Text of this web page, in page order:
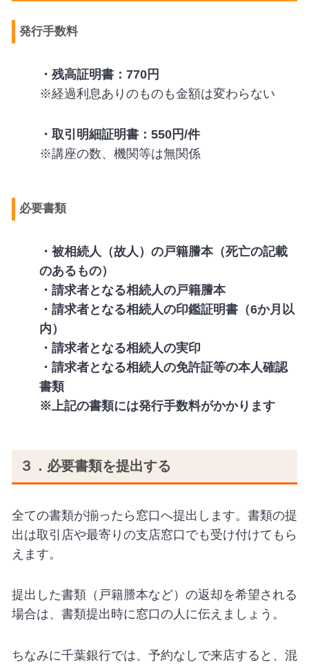
発行手数料
・残高証明書：770円
※経過利息ありのものも金額は変わらない
・取引明細証明書：550円/件
※講座の数、機関等は無関係
必要書類
・被相続人（故人）の戸籍謄本（死亡の記載
のあるもの）
・請求者となる相続人の戸籍謄本
・請求者となる相続人の印鑑証明書（6か月以
内）
・請求者となる相続人の実印
・請求者となる相続人の免許証等の本人確認
書類
※上記の書類には発行手数料がかかります
３．必要書類を提出する
全ての書類が揃ったら窓口へ提出します。書類の提
出は取引店や最寄りの支店窓口でも受け付けてもら
えます。
提出した書類（戸籍謄本など）の返却を希望される
場合は、書類提出時に窓口の人に伝えましょう。
ちなみに千葉銀行では、予約なしで来店すると、混